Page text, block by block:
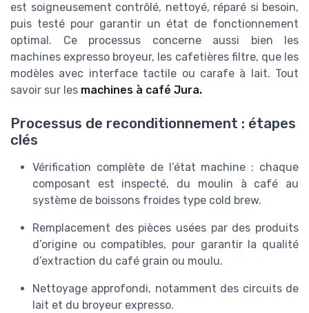
est soigneusement contrôlé, nettoyé, réparé si besoin,
puis testé pour garantir un état de fonctionnement
optimal. Ce processus concerne aussi bien les
machines expresso broyeur, les cafetières filtre, que les
modèles avec interface tactile ou carafe à lait. Tout
savoir sur les machines à café Jura.
Processus de reconditionnement : étapes
clés
Vérification complète de l’état machine : chaque
composant est inspecté, du moulin à café au
système de boissons froides type cold brew.
Remplacement des pièces usées par des produits
d’origine ou compatibles, pour garantir la qualité
d’extraction du café grain ou moulu.
Nettoyage approfondi, notamment des circuits de
lait et du broyeur expresso.